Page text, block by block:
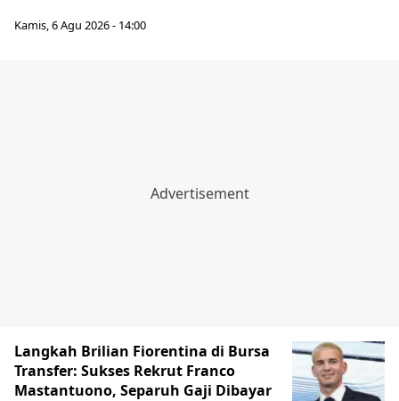
Kamis, 6 Agu 2026 - 14:00
Langkah Brilian Fiorentina di Bursa
Transfer: Sukses Rekrut Franco
Mastantuono, Separuh Gaji Dibayar